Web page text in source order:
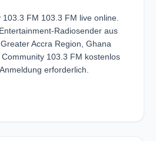
FM 103.3 FM live online.
Radiosender aus
Accra Region, Ghana
103.3 FM kostenlos
erforderlich.